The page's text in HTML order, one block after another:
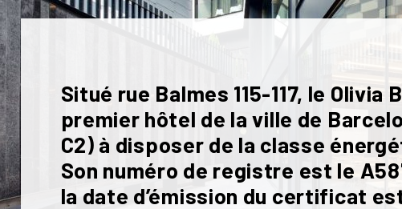
Situé rue Balmes 115-117, le Olivia
premier hôtel de la ville de
C2) à disposer de la classe
Son numéro de registre est le
la date d’émission du certificat